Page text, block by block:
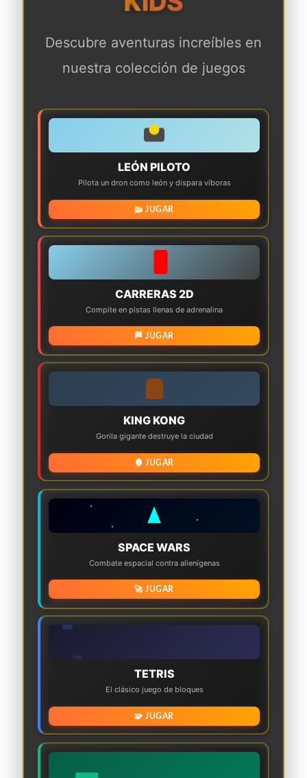
Descubre aventuras increíbles en
nuestra colección de juegos
LEÓN PILOTO
Pilota un dron como león y dispara víboras
🚁 JUGAR
CARRERAS 2D
Compite en pistas llenas de adrenalina
🏁 JUGAR
KING KONG
Gorila gigante destruye la ciudad
🦍 JUGAR
SPACE WARS
Combate espacial contra alienígenas
🚀 JUGAR
TETRIS
El clásico juego de bloques
🧩 JUGAR